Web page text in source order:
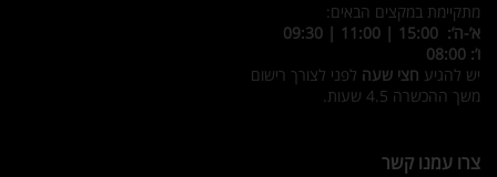
מתקיימת במקצים הבאים:
א’-ה’: 15:00 | 11:00 | 09:30
ו’: 08:00
יש להגיע חצי שעה לפני לצורך רישום
משך ההכשרה 4.5 שעות.
צרו עמנו קשר